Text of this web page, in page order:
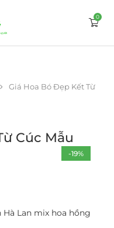
0
Giá Hoa Bó Đẹp Kết Từ
-19%
Cúc Mẫu
Lan mix hoa hồng